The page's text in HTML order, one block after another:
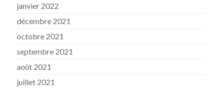
janvier 2022
décembre 2021
octobre 2021
septembre 2021
août 2021
juillet 2021